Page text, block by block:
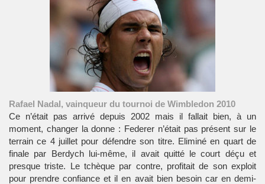
Rafael Nadal, vainqueur du tournoi de Wimbledon 2010
Ce n’était pas arrivé depuis 2002 mais il fallait bien, à un
moment, changer la donne : Federer n’était pas présent sur le
terrain ce 4 juillet pour défendre son titre. Eliminé en quart de
finale par Berdych lui-même, il avait quitté le court déçu et
presque triste. Le tchèque par contre, profitait de son exploit
pour prendre confiance et il en avait bien besoin car en demi-